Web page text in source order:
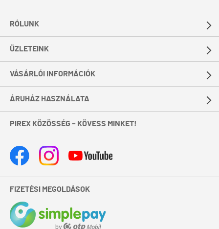
RÓLUNK
ÜZLETEINK
VÁSÁRLÓI INFORMÁCIÓK
ÁRUHÁZ HASZNÁLATA
PIREX KÖZÖSSÉG – KÖVESS MINKET!
FIZETÉSI MEGOLDÁSOK